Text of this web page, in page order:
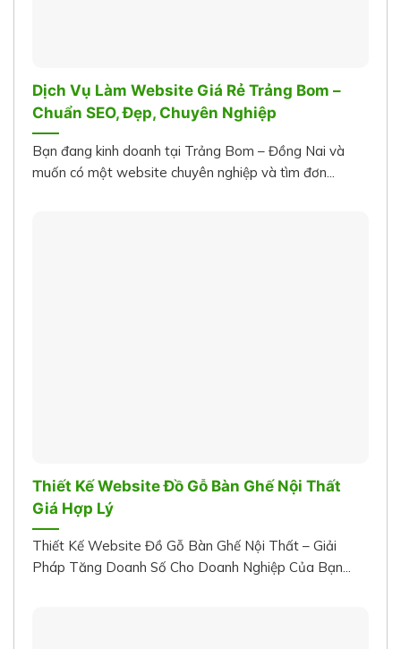
Dịch Vụ Làm Website Giá Rẻ Trảng Bom –
Chuẩn SEO, Đẹp, Chuyên Nghiệp
Bạn đang kinh doanh tại Trảng Bom – Đồng Nai và
muốn có một website chuyên nghiệp và tìm đơn...
Thiết Kế Website Đồ Gỗ Bàn Ghế Nội Thất
Giá Hợp Lý
Thiết Kế Website Đồ Gỗ Bàn Ghế Nội Thất – Giải
Pháp Tăng Doanh Số Cho Doanh Nghiệp Của Bạn...